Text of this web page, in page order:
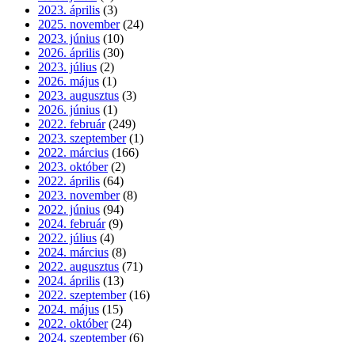
2023. április (3)
2025. november (24)
2023. június (10)
2026. április (30)
2023. július (2)
2026. május (1)
2023. augusztus (3)
2026. június (1)
2022. február (249)
2023. szeptember (1)
2022. március (166)
2023. október (2)
2022. április (64)
2023. november (8)
2022. június (94)
2024. február (9)
2022. július (4)
2024. március (8)
2022. augusztus (71)
2024. április (13)
2022. szeptember (16)
2024. május (15)
2022. október (24)
2024. szeptember (6)